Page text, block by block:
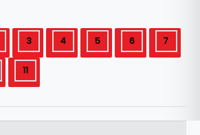
3 4 5 6 7
11